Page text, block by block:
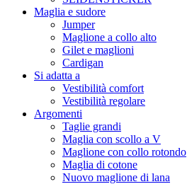
Maglia e sudore
Jumper
Maglione a collo alto
Gilet e maglioni
Cardigan
Si adatta a
Vestibilità comfort
Vestibilità regolare
Argomenti
Taglie grandi
Maglia con scollo a V
Maglione con collo rotondo
Maglia di cotone
Nuovo maglione di lana